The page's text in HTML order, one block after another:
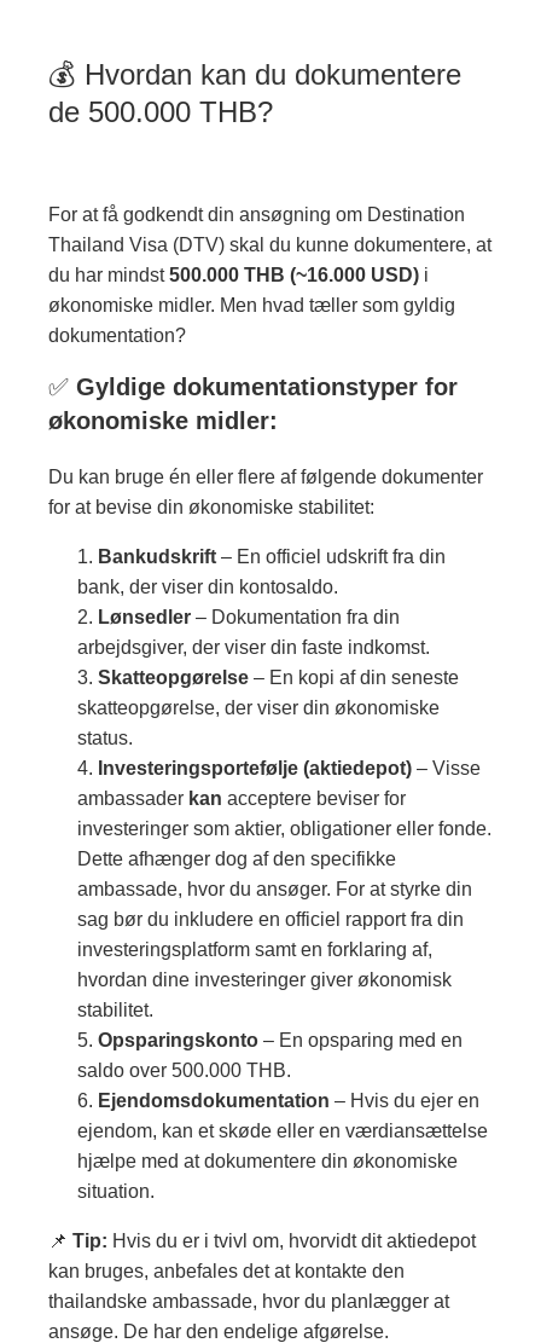
💰 Hvordan kan du dokumentere
de 500.000 THB?
For at få godkendt din ansøgning om Destination
Thailand Visa (DTV) skal du kunne dokumentere, at
du har mindst500.000 THB (~16.000 USD) i
økonomiske midler. Men hvad tæller som gyldig
dokumentation?
✅ Gyldige dokumentationstyper for
økonomiske midler:
Du kan bruge én eller flere af følgende dokumenter
for at bevise din økonomiske stabilitet:
Bankudskrift – En officiel udskrift fra din
bank, der viser din kontosaldo.
Lønsedler – Dokumentation fra din
arbejdsgiver, der viser din faste indkomst.
Skatteopgørelse – En kopi af din seneste
skatteopgørelse, der viser din økonomiske
status.
Investeringsportefølje (aktiedepot) – Visse
ambassader kan acceptere beviser for
investeringer som aktier, obligationer eller fonde.
Dette afhænger dog af den specifikke
ambassade, hvor du ansøger. For at styrke din
sag bør du inkludere en officiel rapport fra din
investeringsplatform samt en forklaring af,
hvordan dine investeringer giver økonomisk
stabilitet.
Opsparingskonto – En opsparing med en
saldo over 500.000 THB.
Ejendomsdokumentation – Hvis du ejer en
ejendom, kan et skøde eller en værdiansættelse
hjælpe med at dokumentere din økonomiske
situation.
📌 Tip: Hvis du er i tvivl om, hvorvidt dit aktiedepot
kan bruges, anbefales det at kontakte den
thailandske ambassade, hvor du planlægger at
ansøge. De har den endelige afgørelse.